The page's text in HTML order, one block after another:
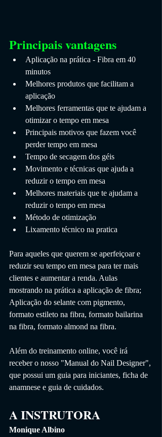
Principais vantagens
Aplicação na prática - Fibra em 40
minutos
Melhores produtos que facilitam a
aplicação
Melhores ferramentas que te ajudam a
otimizar o tempo em mesa
Principais motivos que fazem você
perder tempo em mesa
Tempo de secagem dos géis
Movimento e técnicas que ajuda a
reduzir o tempo em mesa
Melhores materiais que te ajudam a
reduzir o tempo em mesa
Método de otimização
Lixamento técnico na pratica
Para aqueles que querem se aperfeiçoar e
reduzir seu tempo em mesa para ter mais
clientes e aumentar a renda. Aulas
mostrando na prática a aplicação de fibra;
Aplicação do selante com pigmento,
formato estileto na fibra, formato bailarina
na fibra, formato almond na fibra.
Além do treinamento online, você irá
receber o nosso "Manual do Nail Designer",
que possui um guia para iniciantes, ficha de
anamnese e guia de cuidados.
A INSTRUTORA
Monique Albino